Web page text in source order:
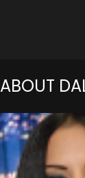
ABOUT